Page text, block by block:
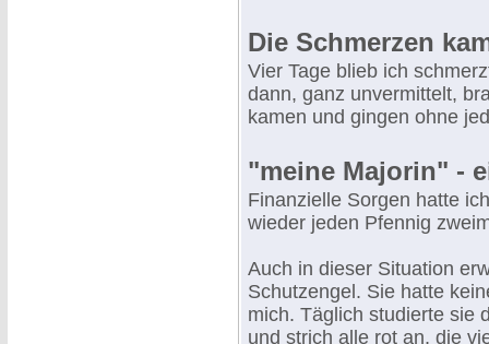
Die Schmerzen
Vier Tage blieb ich
dann, ganz unvermittelt,
kamen und gingen ohne
"meine Majorin" -
Finanzielle Sorgen hatte
wieder jeden Pfennig
Auch in dieser Situation
Schutzengel. Sie hatte
mich. Täglich studierte sie
und strich alle rot an, die